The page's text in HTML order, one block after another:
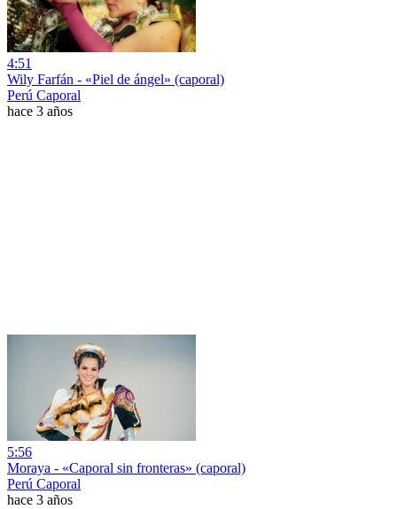
4:51
Wily Farfán - «Piel de ángel» (caporal)
Perú Caporal
hace 3 años
5:56
Moraya - «Caporal sin fronteras» (caporal)
Perú Caporal
hace 3 años